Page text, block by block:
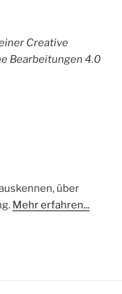
Creative
Bearbeitungen 4.0
über
Mehr erfahren...